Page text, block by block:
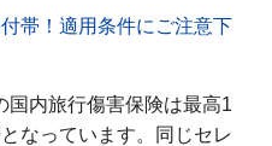
帯！適用条件にご注意下
国内旅行傷害保険は最高1
なっています。同じセレ